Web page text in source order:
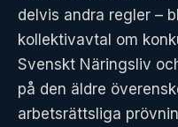
delvis andra regler –
kollektivavtal om
Svenskt Näringsliv
på den äldre
arbetsrättsliga